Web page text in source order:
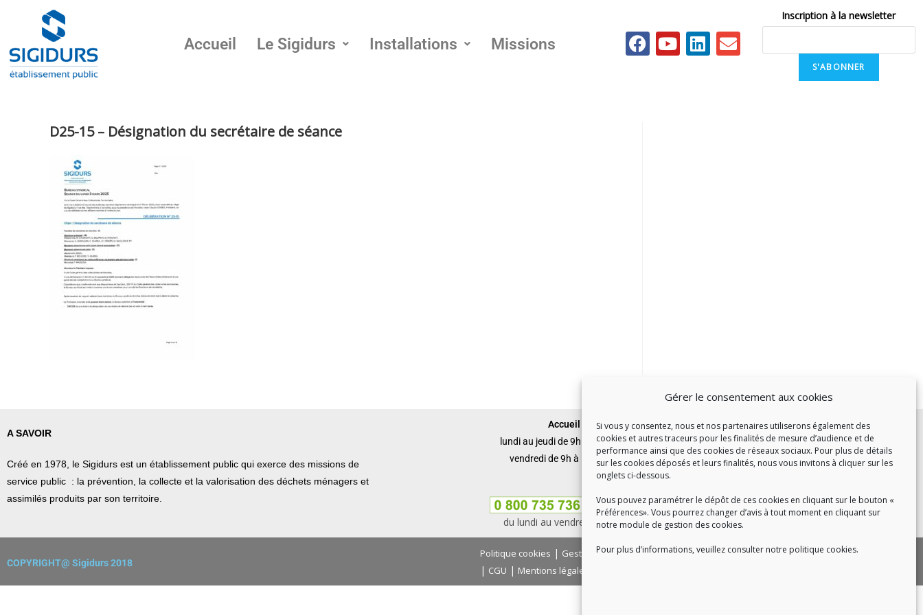
Gérer le consentement aux cookies
Si vous y consentez, nous et nos partenaires utiliserons également des
cookies et autres traceurs pour les finalités de mesure d’audience et de
performance ainsi que des cookies de réseaux sociaux. Pour plus de détails
sur les cookies déposés et leurs finalités, nous vous invitons à cliquer sur les
onglets ci-dessous.
Vous pouvez paramétrer le dépôt de ces cookies en cliquant sur le bouton «
Préférences». Vous pourrez changer d’avis à tout moment en cliquant sur
notre module de gestion des cookies.
Pour plus d’informations, veuillez consulter notre politique cookies.
Accueil Le Sigidurs Installations Missions
Inscription à la newsletter
S'ABONNER
D25-15 – Désignation du secrétaire de séance
A SAVOIR
Créé en 1978, le Sigidurs est un établissement public qui exerce des missions de
service public : la prévention, la collecte et la valorisation des déchets ménagers et
assimilés produits par son territoire.
Accueil du public :
lundi au jeudi de 9h à 12h et de 14h à 17h
vendredi de 9h à 12h et de 14h à 16h
du lundi au vendredi, de 8h30 à 18h30
COPYRIGHT@ Sigidurs 2018
Politique cookies | Gestion des cookies|Politique de confidentialité
| CGU | Mentions légales